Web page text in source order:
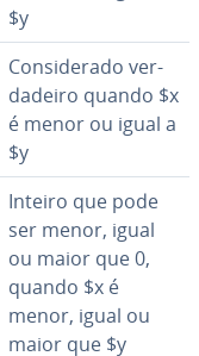
$y
Con­si­de­rado ver­
da­deiro quando $x
é menor ou igual a
$y
Inteiro que pode
ser menor, igual
ou maior que 0,
quando $x é
menor, igual ou
maior que $y